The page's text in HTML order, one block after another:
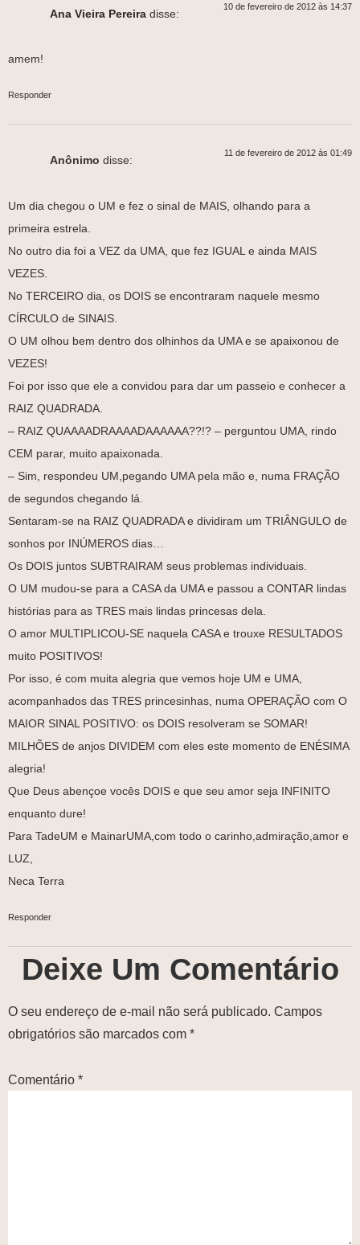
Ana Vieira Pereira disse:
10 de fevereiro de 2012 às 14:37
amem!
Responder
Anônimo disse:
11 de fevereiro de 2012 às 01:49
Um dia chegou o UM e fez o sinal de MAIS, olhando para a
primeira estrela.
No outro dia foi a VEZ da UMA, que fez IGUAL e ainda MAIS
VEZES.
No TERCEIRO dia, os DOIS se encontraram naquele mesmo
CÍRCULO de SINAIS.
O UM olhou bem dentro dos olhinhos da UMA e se apaixonou de
VEZES!
Foi por isso que ele a convidou para dar um passeio e conhecer a
RAIZ QUADRADA.
– RAIZ QUAAAADRAAAADAAAAAA??!? – perguntou UMA, rindo
CEM parar, muito apaixonada.
– Sim, respondeu UM,pegando UMA pela mão e, numa FRAÇÃO
de segundos chegando lá.
Sentaram-se na RAIZ QUADRADA e dividiram um TRIÂNGULO de
sonhos por INÚMEROS dias…
Os DOIS juntos SUBTRAIRAM seus problemas individuais.
O UM mudou-se para a CASA da UMA e passou a CONTAR lindas
histórias para as TRES mais lindas princesas dela.
O amor MULTIPLICOU-SE naquela CASA e trouxe RESULTADOS
muito POSITIVOS!
Por isso, é com muita alegria que vemos hoje UM e UMA,
acompanhados das TRES princesinhas, numa OPERAÇÃO com O
MAIOR SINAL POSITIVO: os DOIS resolveram se SOMAR!
MILHÕES de anjos DIVIDEM com eles este momento de ENÉSIMA
alegria!
Que Deus abençoe vocês DOIS e que seu amor seja INFINITO
enquanto dure!
Para TadeUM e MainarUMA,com todo o carinho,admiração,amor e
LUZ,
Neca Terra
Responder
Deixe Um Comentário
O seu endereço de e-mail não será publicado. Campos
obrigatórios são marcados com *
Comentário *